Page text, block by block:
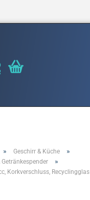
» Geschirr & Küche »
»
Korkverschluss, Recyclingglas